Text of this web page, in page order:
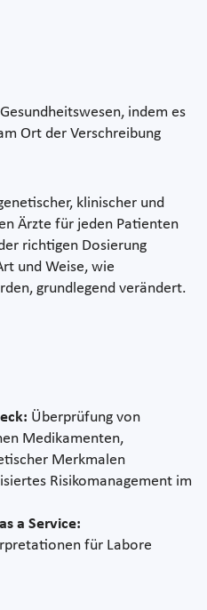
indem es
Ort der Verschreibung
klinischer und
Ärzte für jeden Patienten
richtigen Dosierung
und Weise, wie
grundlegend verändert.
Überprüfung von
Medikamenten,
Merkmalen
Risikomanagement im
a Service:
für Labore